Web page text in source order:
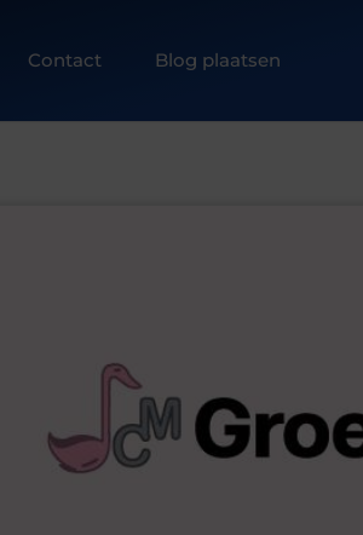
Contact Blog plaatsen